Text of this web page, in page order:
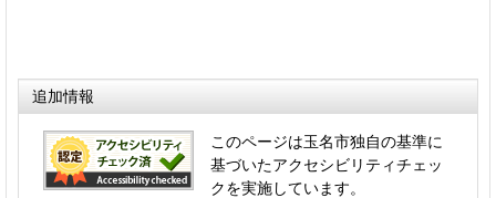
追加情報
このページは玉名市独自の基準に
基づいたアクセシビリティチェッ
クを実施しています。